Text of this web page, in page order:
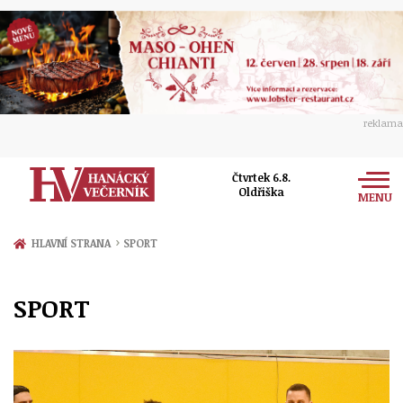
reklama
Čtvrtek 6.8.
Oldřiška
MENU
Zprávy
Přerov
Politika
Ekonomika
Kultura
Hudba
Společnost
Ženy
Sport
HLAVNÍ STRANA › SPORT
SPORT